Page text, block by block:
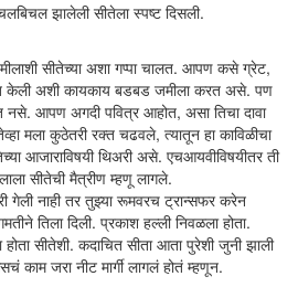
झालेली सीतेला स्पष्ट दिसली.
सीतेच्या अशा गप्पा चालत. आपण कसे ग्रेट,
केली अशी कायकाय बडबड जमीला करत असे. पण
नसे. आपण अगदी पवित्र आहोत, असा तिचा दावा
मला कुठेतरी रक्त चढवले, त्यातून हा काविळीचा
आजाराविषयी थिअरी असे. एचआयवीविषयीतर ती
सीतेची मैत्रीण म्हणू लागले.
गेली नाही तर तुझ्या रूमवरच ट्रान्सफर करेन
तिला दिली. प्रकाश हल्ली निवळला होता.
सीतेशी. कदाचित सीता आता पुरेशी जुनी झाली
काम जरा नीट मार्गी लागलं होतं म्हणून.